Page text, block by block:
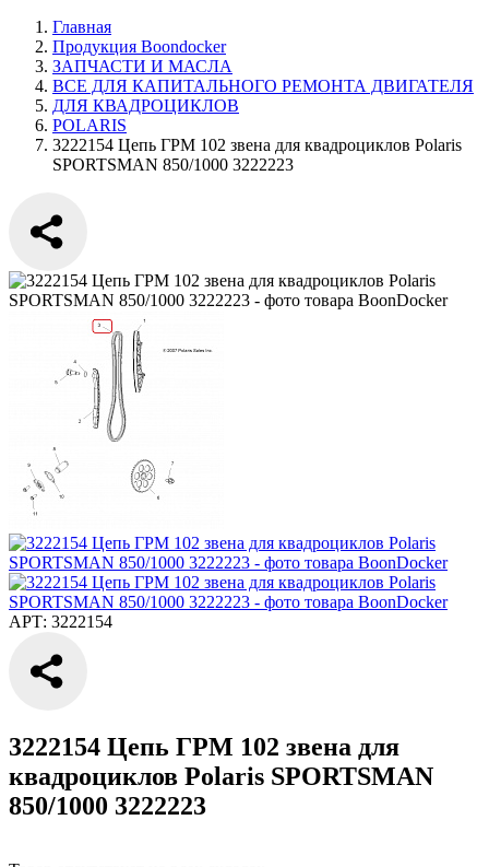
Главная
Продукция Boondocker
ЗАПЧАСТИ И МАСЛА
ВСЕ ДЛЯ КАПИТАЛЬНОГО РЕМОНТА ДВИГАТЕЛЯ
ДЛЯ КВАДРОЦИКЛОВ
POLARIS
3222154 Цепь ГРМ 102 звена для квадроциклов Polaris
SPORTSMAN 850/1000 3222223
АРТ: 3222154
3222154 Цепь ГРМ 102 звена для
квадроциклов Polaris SPORTSMAN
850/1000 3222223